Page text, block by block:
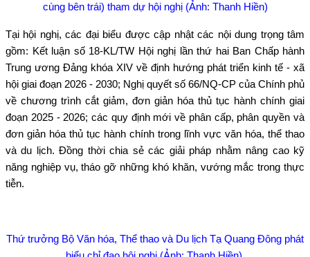
cùng bên trái) tham dự hội nghị (Ảnh: Thanh Hiền)
Tại hội nghị, các đại biểu được cập nhật các nội dung trọng tâm
gồm: Kết luận số 18-KL/TW Hội nghị lần thứ hai Ban Chấp hành
Trung ương Đảng khóa XIV về định hướng phát triển kinh tế - xã
hội giai đoạn 2026 - 2030; Nghị quyết số 66/NQ-CP của Chính phủ
về chương trình cắt giảm, đơn giản hóa thủ tục hành chính giai
đoạn 2025 - 2026; các quy định mới về phân cấp, phân quyền và
đơn giản hóa thủ tục hành chính trong lĩnh vực văn hóa, thể thao
và du lịch. Đồng thời chia sẻ các giải pháp nhằm nâng cao kỹ
năng nghiệp vụ, tháo gỡ những khó khăn, vướng mắc trong thực
tiễn.
Thứ trưởng Bộ Văn hóa, Thể thao và Du lịch Tạ Quang Đông phát